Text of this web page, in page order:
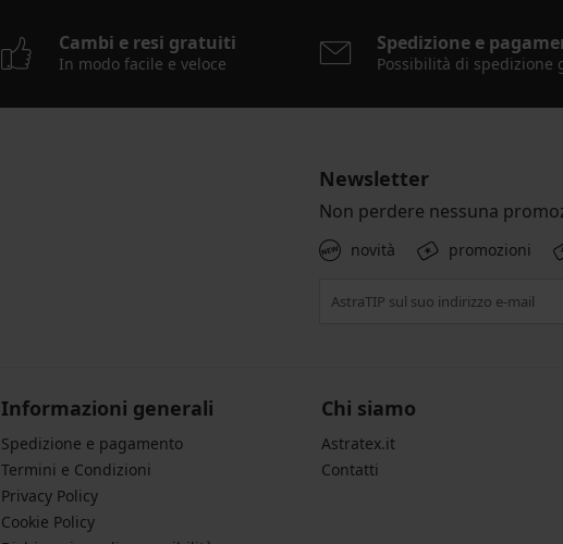
Cambi e resi gratuiti
In modo facile e veloce
Spedizione e
Possibilità di spedizione
Newsletter
Non perdere nessuna
novità promozioni
Informazioni generali
Spedizione e pagamento
Termini e Condizioni
Privacy Policy
Cookie Policy
Chi siamo
Astratex.it
Contatti